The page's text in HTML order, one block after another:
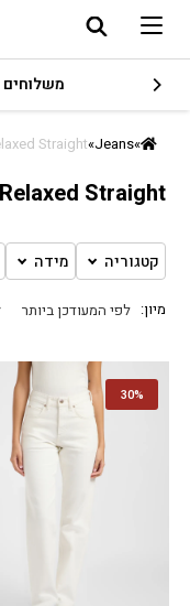
משלוחים
»
Jeans
»
Straight
Straight
קטגוריה מידה
30%